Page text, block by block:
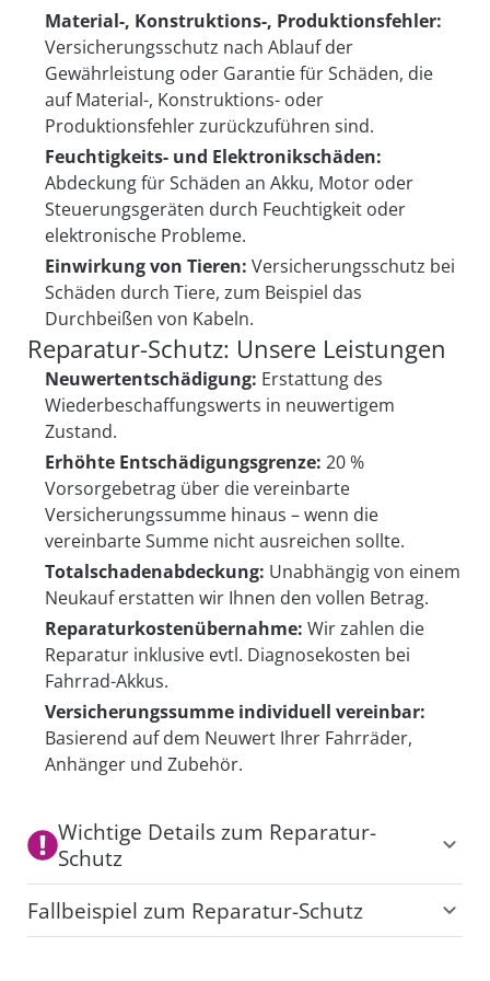
Material-, Konstruktions-, Produktionsfehler:
Versicherungsschutz nach Ablauf der
Gewährleistung oder Garantie für Schäden, die
auf Material-, Konstruktions- oder
Produktionsfehler zurückzuführen sind.
Feuchtigkeits- und Elektronikschäden:
Abdeckung für Schäden an Akku, Motor oder
Steuerungsgeräten durch Feuchtigkeit oder
elektronische Probleme.
Einwirkung von Tieren: Versicherungsschutz bei
Schäden durch Tiere, zum Beispiel das
Durchbeißen von Kabeln.
Reparatur-Schutz: Unsere Leistungen
Neuwertentschädigung: Erstattung des
Wiederbeschaffungswerts in neuwertigem
Zustand.
Erhöhte Entschädigungsgrenze: 20 %
Vorsorgebetrag über die vereinbarte
Versicherungssumme hinaus – wenn die
vereinbarte Summe nicht ausreichen sollte.
Totalschadenabdeckung: Unabhängig von einem
Neukauf erstatten wir Ihnen den vollen Betrag.
Reparaturkostenübernahme: Wir zahlen die
Reparatur inklusive evtl. Diagnosekosten bei
Fahrrad-Akkus.
Versicherungssumme individuell vereinbar:
Basierend auf dem Neuwert Ihrer Fahrräder,
Anhänger und Zubehör.
Wichtige Details zum Reparatur-
Schutz
Der Schutz greift nicht, wenn der Schaden Folge von
Alkoholeinfluss oder Einnahme anderer
Fallbeispiel zum Reparatur-Schutz